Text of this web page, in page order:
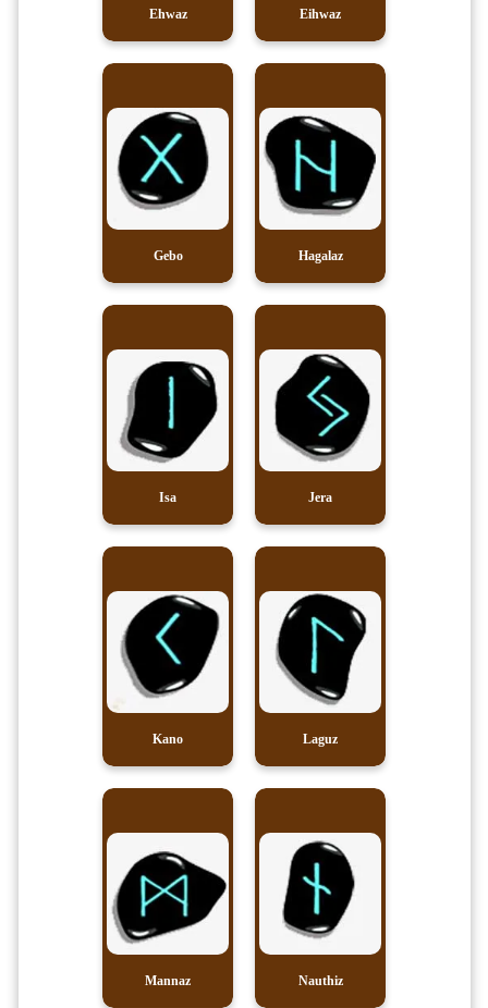
Ehwaz Eihwaz
Gebo Hagalaz
Isa Jera
Kano Laguz
Mannaz Nauthiz